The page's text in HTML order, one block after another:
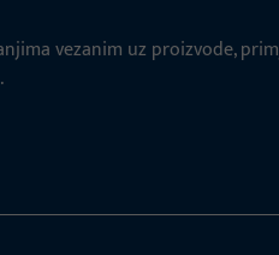
vezanim uz proizvode,